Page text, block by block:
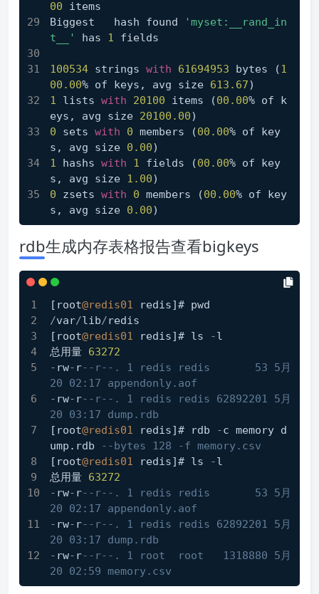
00 items
Biggest   hash found
'myset:__rand_in
t__'
has 1 fields
100534 strings with 61694953 bytes (1
00.00% of keys, avg size 613.67)
1 lists with 20100 items (00.00% of k
eys, avg size 20100.00)
0 sets with 0 members (00.00% of key
s, avg size 0.00)
1 hashs with 1 fields (00.00% of key
s, avg size 1.00)
0 zsets with 0 members (00.00% of key
s, avg size 0.00)
rdb生成内存表格报告查看bigkeys
[root@redis01 redis]# pwd
/var/lib/redis
[root@redis01 redis]# ls -l
总用量 63272
- rw- r--r--. 1 redis redis       53 5月
20 02:17 appendonly.aof
- rw- r--r--. 1 redis redis 62892201 5月
20 03:17 dump.rdb
[root@redis01 redis]# rdb -c memory d
ump.rdb
--bytes 128 -f memory.csv
[root@redis01 redis]# ls -l
总用量 63272
- rw- r--r--. 1 redis redis       53 5月
20 02:17 appendonly.aof
- rw- r--r--. 1 redis redis 62892201 5月
20 03:17 dump.rdb
- rw- r--r--. 1 root  root   1318880 5月
20 02:59 memory.csv